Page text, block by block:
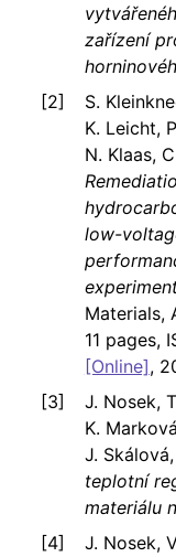
zařízení
S.
K. Leicht,
N. Klaas,
low-
Materials,
11 pages,
[Online],
J. Nosek,
K.
J.
teplotní
materiálu
J. Nosek,